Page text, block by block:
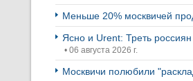
Меньше 20% москвичей
Ясно и Urent: Треть
• 06 августа 2026 г.
Москвичи полюбили